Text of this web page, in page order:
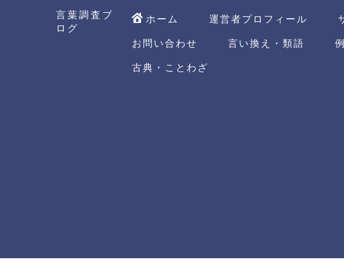
言葉調査ブ
ログ
ホーム 運営者プロフィール
お問い合わせ
言い換え・類語
古典・ことわざ